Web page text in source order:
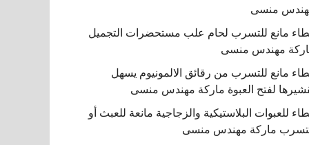
منسى
مانع للتسرب لحام علب مستحضرات التجميل
مهندس منسى
مانع للتسرب من رقائق الالمونيوم يسهل
لفتح العبوة ماركة مهندس منسى
للعبوات البلاستيكية والزجاجية مانعة للعبث أو
ماركة مهندس منسى